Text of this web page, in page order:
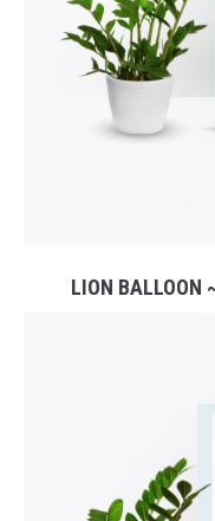
LION BALLOON